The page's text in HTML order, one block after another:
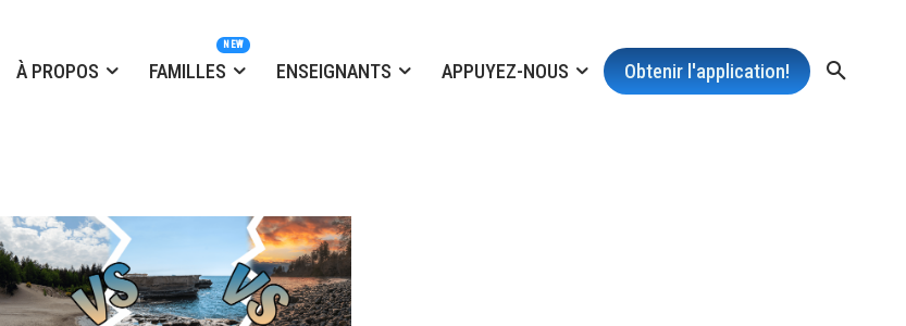
À PROPOS FAMILLES ENSEIGNANTS APPUYEZ-NOUS Obtenir l'application!